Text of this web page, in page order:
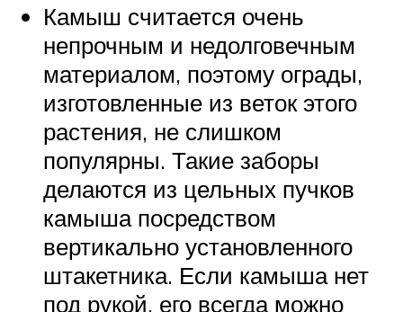
Камыш считается очень
непрочным и недолговечным
материалом, поэтому ограды,
изготовленные из веток этого
растения, не слишком
популярны. Такие заборы
делаются из цельных пучков
камыша посредством
вертикально установленного
штакетника. Если камыша нет
под рукой, его всегда можно